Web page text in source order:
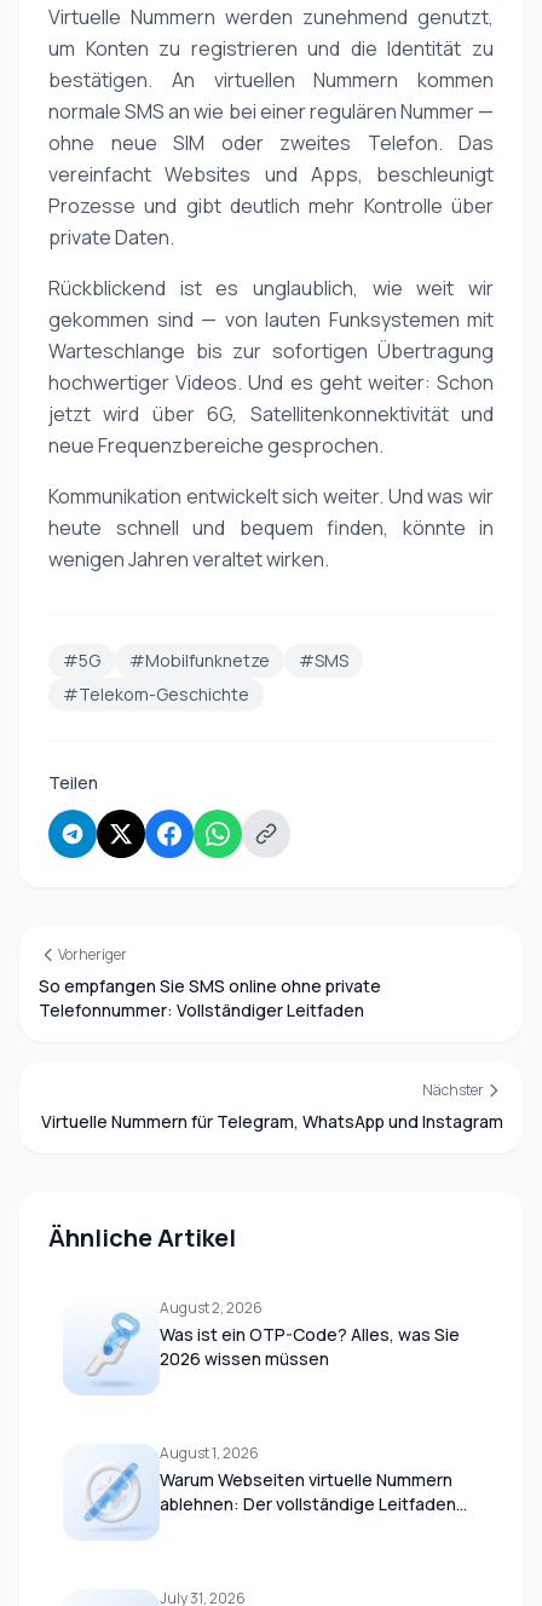
Virtuelle Nummern werden zunehmend genutzt,
um Konten zu registrieren und die Identität zu
bestätigen. An virtuellen Nummern kommen
normale SMS an wie bei einer regulären Nummer —
ohne neue SIM oder zweites Telefon. Das
vereinfacht Websites und Apps, beschleunigt
Prozesse und gibt deutlich mehr Kontrolle über
private Daten.
Rückblickend ist es unglaublich, wie weit wir
gekommen sind — von lauten Funksystemen mit
Warteschlange bis zur sofortigen Übertragung
hochwertiger Videos. Und es geht weiter: Schon
jetzt wird über 6G, Satellitenkonnektivität und
neue Frequenzbereiche gesprochen.
Kommunikation entwickelt sich weiter. Und was wir
heute schnell und bequem finden, könnte in
wenigen Jahren veraltet wirken.
#5G #Mobilfunknetze
#SMS
#Telekom-Geschichte
Teilen
Vorheriger
So empfangen Sie SMS online ohne private
Telefonnummer: Vollständiger Leitfaden
Nächster
Virtuelle Nummern für Telegram, WhatsApp und Instagram
Ähnliche Artikel
August 2, 2026
Was ist ein OTP-Code? Alles, was Sie
2026 wissen müssen
August 1, 2026
Warum Webseiten virtuelle Nummern
ablehnen: Der vollständige Leitfaden
July 31, 2026